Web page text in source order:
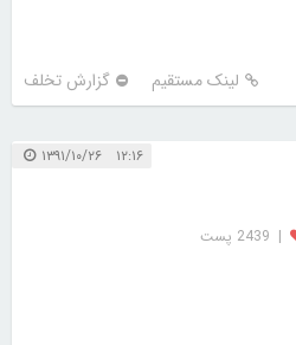
لینک مستقیم گزارش تخلف
۱۲:۱۶ ۱۳۹۱/۱۰/۲۶
| 2439 پست